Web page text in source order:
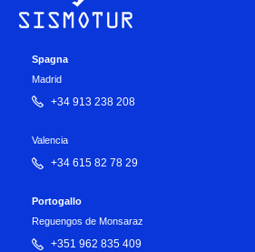
Spagna
Madrid
+34 913 238 208
Valencia
+34 615 82 78 29
Portogallo
Reguengos de Monsaraz
+351 962 835 409